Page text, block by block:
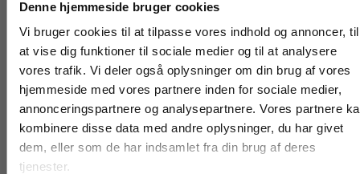
Denne hjemmeside bruger cookies
Vi bruger cookies til at tilpasse vores indhold og annoncer, til
at vise dig funktioner til sociale medier og til at analysere
vores trafik. Vi deler også oplysninger om din brug af vores
hjemmeside med vores partnere inden for sociale medier,
annonceringspartnere og analysepartnere. Vores partnere
kombinere disse data med andre oplysninger, du har givet
dem, eller som de har indsamlet fra din brug af deres
tjenester.
Andre har også købt
Fortsæt som:
For privatkunder og
studerende. Du får
vist priser inkl.
For institutioner og
virksomheder. Du
får vist priser ekskl.